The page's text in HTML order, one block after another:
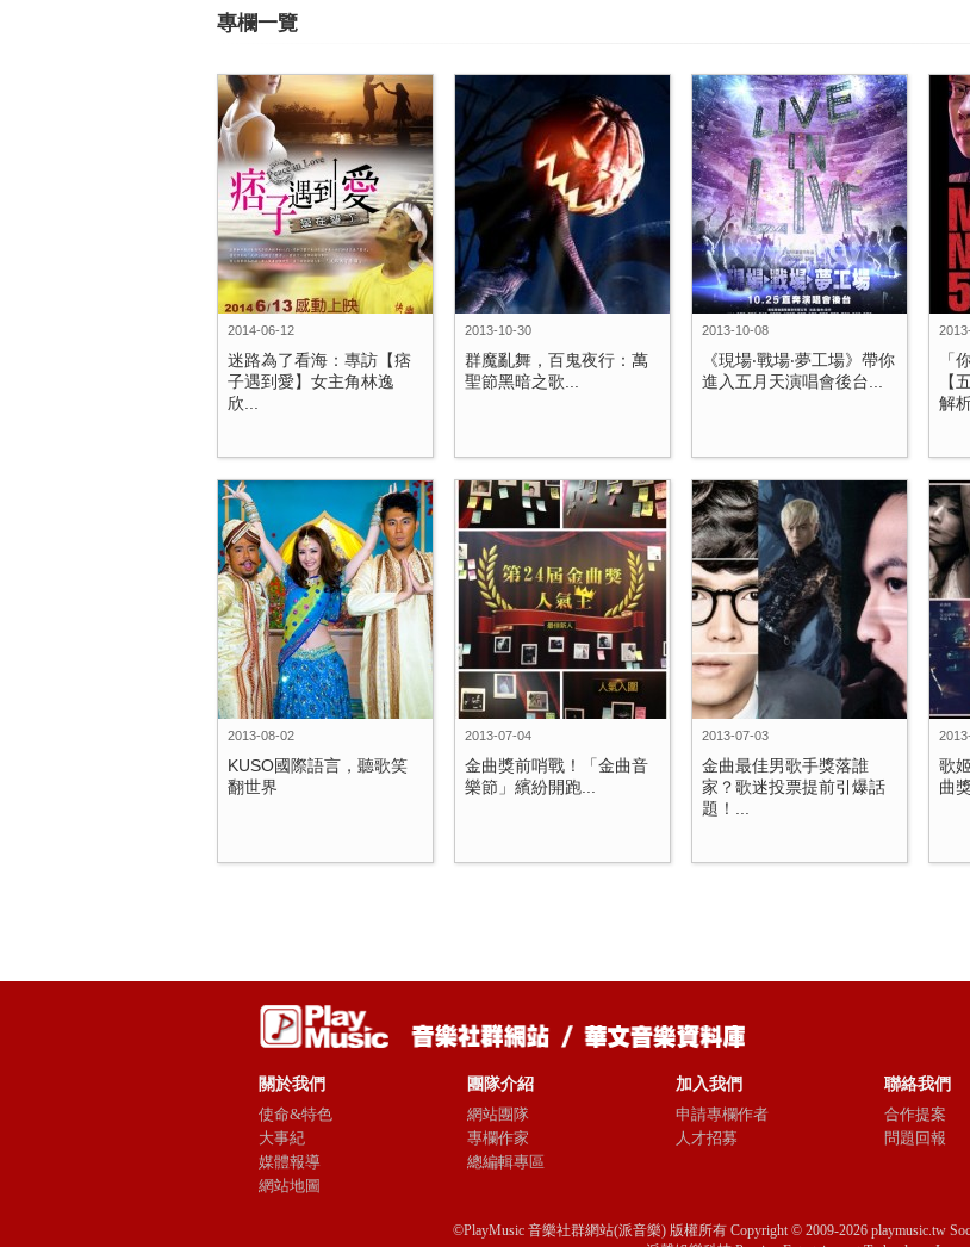
專欄一覽
2014-06-12
迷路為了看海：專訪【痞
子遇到愛】女主角林逸
欣...
2013-10-30
群魔亂舞，百鬼夜行：萬
聖節黑暗之歌...
2013-10-08
《現場‧戰場‧夢工場》帶你
進入五月天演唱會後台...
「
【
解
2013-08-02
KUSO國際語言，聽歌笑
翻世界
2013-07-04
金曲獎前哨戰！「金曲音
樂節」繽紛開跑...
2013-07-03
金曲最佳男歌手獎落誰
家？歌迷投票提前引爆話
題！...
歌
曲
關於我們
使命&特色
大事紀
媒體報導
網站地圖
團隊介紹
網站團隊
專欄作家
總編輯專區
加入我們
申請專欄作者
人才招募
聯絡我們
合作提案
問題回報
©PlayMusic 音樂社群網站(派音樂) 版權所有 Copyright © 2009-2026 playmusic.tw